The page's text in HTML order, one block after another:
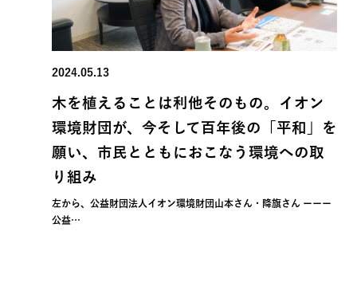
2024.05.13
木を植えることは利他そのもの。イオン
環境財団が、今そして百年後の「平和」を
願い、市民とともにおこなう環境への取
り組み
左から、公益財団法人イオン環境財団山本さん・降旗さん ーーー
公益…